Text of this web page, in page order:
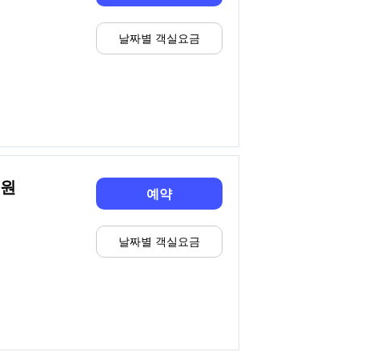
날짜별 객실요금
예약
날짜별 객실요금